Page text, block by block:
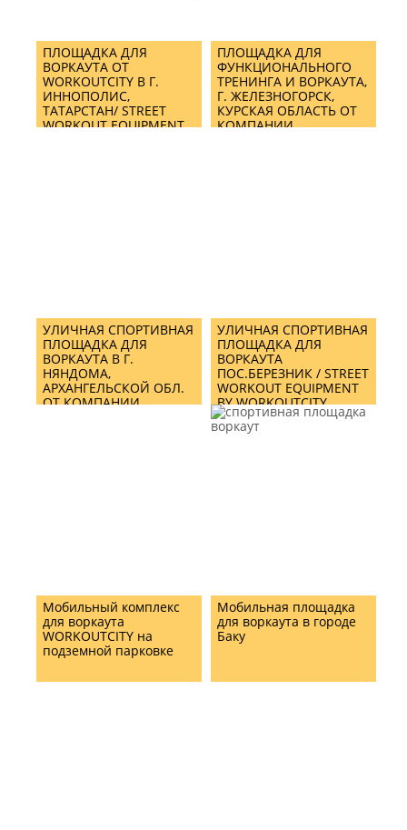
ПЛОЩАДКА ДЛЯ
ВОРКАУТА ОТ
WORKOUTCITY В Г.
ИННОПОЛИС,
ТАТАРСТАН/ STREET
WORKOUT EQUIPMENT
ПЛОЩАДКА ДЛЯ
ФУНКЦИОНАЛЬНОГО
ТРЕНИНГА И ВОРКАУТА,
Г. ЖЕЛЕЗНОГОРСК,
КУРСКАЯ ОБЛАСТЬ ОТ
КОМПАНИИ
УЛИЧНАЯ СПОРТИВНАЯ
ПЛОЩАДКА ДЛЯ
ВОРКАУТА В Г.
НЯНДОМА,
АРХАНГЕЛЬСКОЙ ОБЛ.
ОТ КОМПАНИИ
УЛИЧНАЯ СПОРТИВНАЯ
ПЛОЩАДКА ДЛЯ
ВОРКАУТА
ПОС.БЕРЕЗНИК / STREET
WORKOUT EQUIPMENT
BY WORKOUTCITY
Мобильный комплекс
для воркаута
WORKOUTCITY на
подземной парковке
Мобильная площадка
для воркаута в городе
Баку